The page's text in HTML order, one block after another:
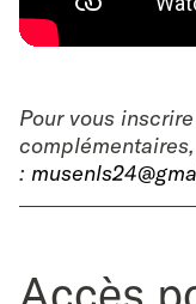
Pour vous
: